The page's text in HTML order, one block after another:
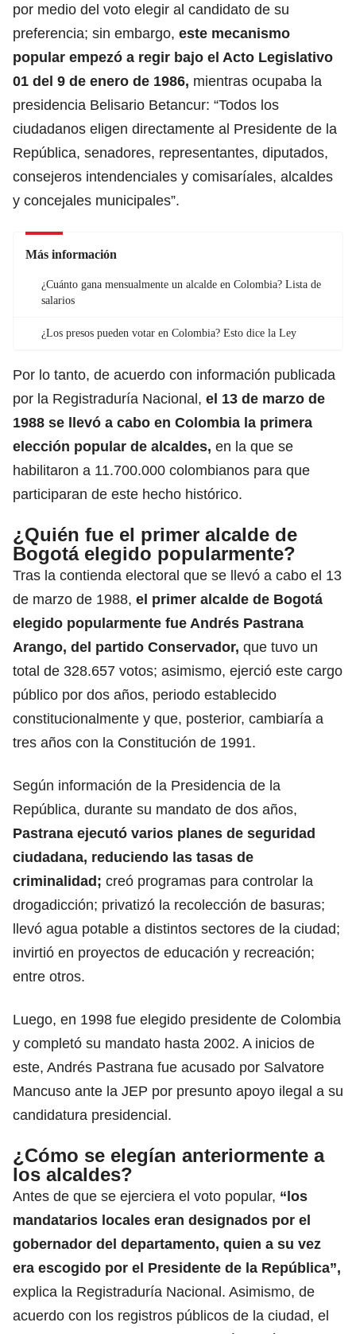
por medio del voto elegir al candidato de su
preferencia; sin embargo, este mecanismo
popular empezó a regir bajo el Acto Legislativo
01 del 9 de enero de 1986, mientras ocupaba la
presidencia Belisario Betancur: “Todos los
ciudadanos eligen directamente al Presidente de la
República, senadores, representantes, diputados,
consejeros intendenciales y comisaríales, alcaldes
y concejales municipales”.
Más información
¿Cuánto gana mensualmente un alcalde en Colombia? Lista de
salarios
¿Los presos pueden votar en Colombia? Esto dice la Ley
Por lo tanto, de acuerdo con información publicada
por la Registraduría Nacional, el 13 de marzo de
1988 se llevó a cabo en Colombia la primera
elección popular de alcaldes, en la que se
habilitaron a 11.700.000 colombianos para que
participaran de este hecho histórico.
¿Quién fue el primer alcalde de
Bogotá elegido popularmente?
Tras la contienda electoral que se llevó a cabo el 13
de marzo de 1988, el primer alcalde de Bogotá
elegido popularmente fue Andrés Pastrana
Arango, del partido Conservador, que tuvo un
total de 328.657 votos; asimismo, ejerció este cargo
público por dos años, periodo establecido
constitucionalmente y que, posterior, cambiaría a
tres años con la Constitución de 1991.
Según información de la Presidencia de la
República, durante su mandato de dos años,
Pastrana ejecutó varios planes de seguridad
ciudadana, reduciendo las tasas de
criminalidad; creó programas para controlar la
drogadicción; privatizó la recolección de basuras;
llevó agua potable a distintos sectores de la ciudad;
invirtió en proyectos de educación y recreación;
entre otros.
Luego, en 1998 fue elegido presidente de Colombia
y completó su mandato hasta 2002. A inicios de
este, Andrés Pastrana fue acusado por Salvatore
Mancuso ante la JEP por presunto apoyo ilegal a su
candidatura presidencial.
¿Cómo se elegían anteriormente a
los alcaldes?
Antes de que se ejerciera el voto popular, “los
mandatarios locales eran designados por el
gobernador del departamento, quien a su vez
era escogido por el Presidente de la República”,
explica la Registraduría Nacional. Asimismo, de
acuerdo con los registros públicos de la ciudad, el